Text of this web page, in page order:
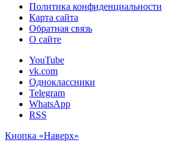
Политика конфиденциальности
Карта сайта
Обратная связь
О сайте
YouTube
vk.com
Одноклассники
Telegram
WhatsApp
RSS
Кнопка «Наверх»